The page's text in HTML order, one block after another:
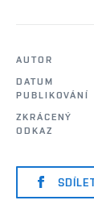
AUTOR
DATUM
PUBLIKOVÁNÍ
ZKRÁCENÝ
ODKAZ